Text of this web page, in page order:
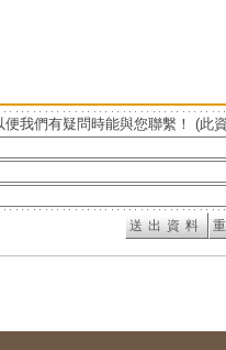
我們有疑問時能與您聯繫！ (此